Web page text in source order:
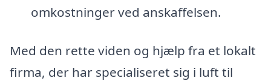
omkostninger ved anskaffelsen.
Med den rette viden og hjælp fra et lokalt
firma, der har specialiseret sig i luft til